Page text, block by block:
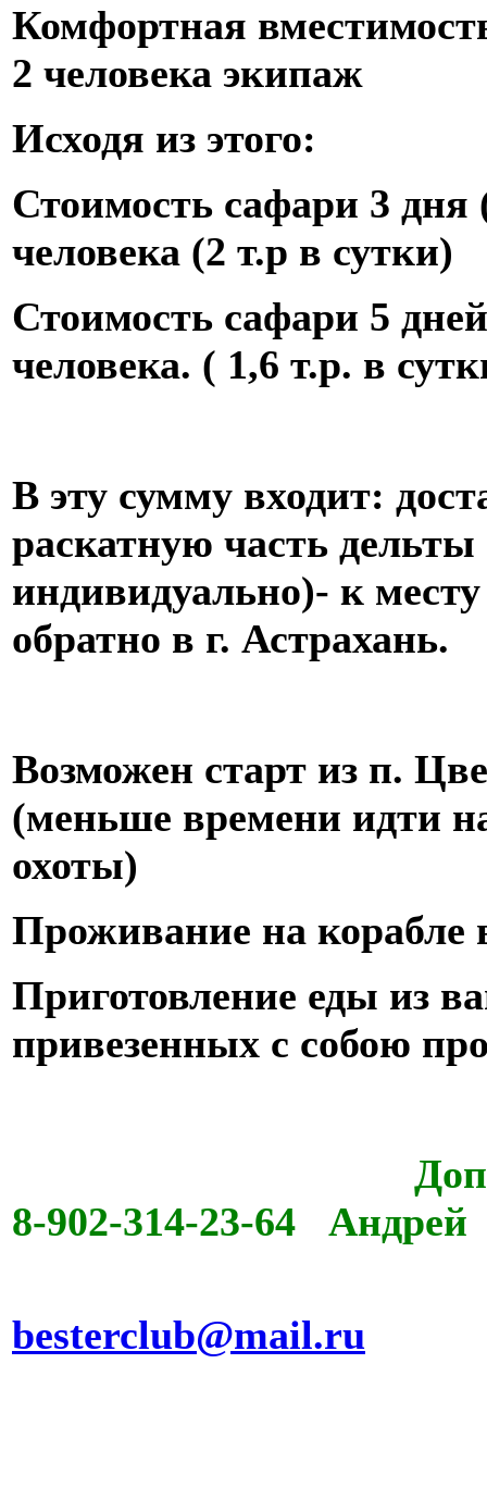
Комфортная
2 человека экипаж
Исходя из этого:
Стоимость сафари 3 дня
человека (2 т.р в сутки)
Стоимость сафари 5
человека. ( 1,6 т.р. в
В эту сумму входит:
раскатную часть
индивидуально)- к
обратно в г. Астрахань.
Возможен старт из п.
(меньше времени идти
охоты)
Проживание на корабле
Приготовление еды из
привезенных с собою
8-902-314-23-64 Андрей
besterclub@mail.ru